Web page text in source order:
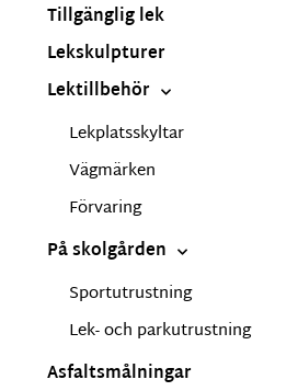
Tillgänglig lek
Lekskulpturer
Lektillbehör
Lekplatsskyltar
Vägmärken
Förvaring
På skolgården
Sportutrustning
Lek- och parkutrustning
Asfaltsmålningar